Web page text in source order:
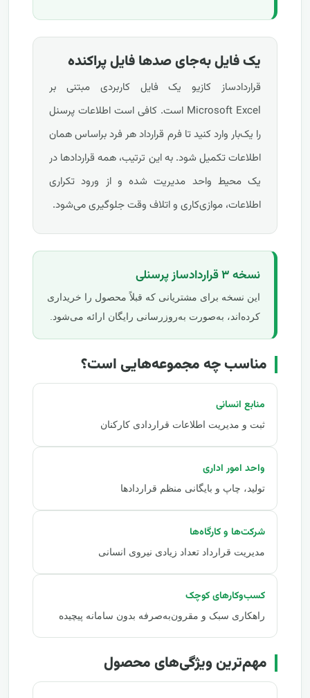
یک فایل به‌جای صدها فایل پراکنده
قراردادساز کازیو یک فایل کاربردی مبتنی بر
Microsoft Excel است. کافی است اطلاعات پرسنل
را یک‌بار وارد کنید تا فرم قرارداد هر فرد براساس همان
اطلاعات تکمیل شود. به این ترتیب، همه قراردادها در
یک محیط واحد مدیریت شده و از ورود تکراری
اطلاعات، موازی‌کاری و اتلاف وقت جلوگیری می‌شود.
نسخه ۳ قراردادساز پرسنلی
این نسخه برای مشتریانی که قبلاً محصول را خریداری
کرده‌اند، به‌صورت به‌روزرسانی رایگان ارائه می‌شود.
مناسب چه مجموعه‌هایی است؟
منابع انسانی
ثبت و مدیریت اطلاعات قراردادی کارکنان
واحد امور اداری
تولید، چاپ و بایگانی منظم قراردادها
شرکت‌ها و کارگاه‌ها
مدیریت قرارداد تعداد زیادی نیروی انسانی
کسب‌وکارهای کوچک
راهکاری سبک و مقرون‌به‌صرفه بدون سامانه پیچیده
مهم‌ترین ویژگی‌های محصول